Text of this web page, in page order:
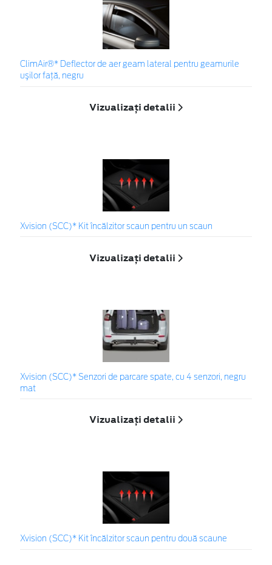
ClimAir®* Deflector de aer geam lateral pentru geamurile
uşilor faţă, negru
Vizualizați detalii
Xvision (SCC)* Kit încălzitor scaun pentru un scaun
Vizualizați detalii
Xvision (SCC)* Senzori de parcare spate, cu 4 senzori, negru
mat
Vizualizați detalii
Xvision (SCC)* Kit încălzitor scaun pentru două scaune